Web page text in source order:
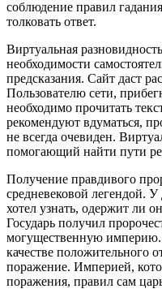
соблюдение правил
толковать ответ.
Виртуальная
необходимости
предсказания. Сайт даст
Пользователю сети,
необходимо прочитать
рекомендуют вдуматься,
не всегда очевиден.
помогающий найти пути
Получение правдивого
средневековой легендой.
хотел узнать, одержит ли
Государь получил
могущественную империю.
качестве положительного
поражение. Империей,
поражения, правил сам